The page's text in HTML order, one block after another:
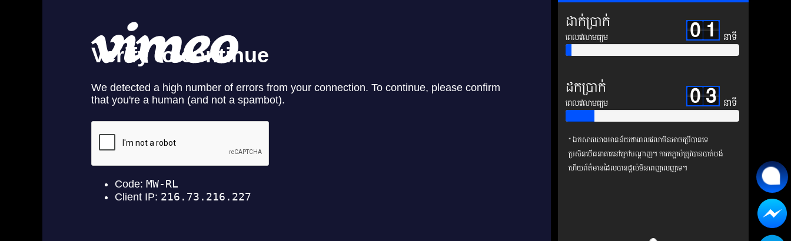
ដាក់ប្រាក់
ពេលវេលាមធ្យម 01 នាទី
ដកប្រាក់
ពេលវេលាមធ្យម 03 នាទី
* ឯកសារយោងមានន័យថាពេលវេលាមិនអាចប្រើបានទេ
ប្រសិនបើធនាគារនៅក្រៅបណ្តាញ។ ការតភ្ជាប់ត្រូវបានបាត់បង់
ហើយព័ត៌មានដែលបានផ្តល់មិនពេញលេញទេ។